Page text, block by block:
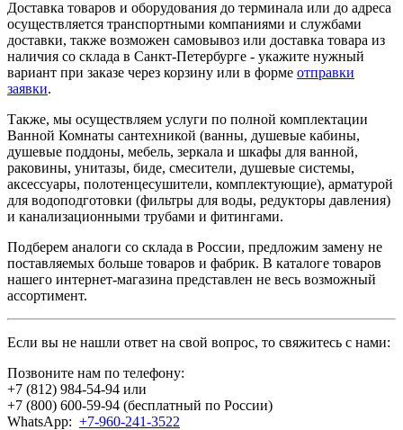
Доставка товаров и оборудования до терминала или до адреса
осуществляется транспортными компаниями и службами
доставки, также возможен самовывоз или доставка товара из
наличия со склада в Санкт-Петербурге - укажите нужный
вариант при заказе через корзину или в форме отправки
заявки.
Также, мы осуществляем услуги по полной комплектации
Ванной Комнаты сантехникой (ванны, душевые кабины,
душевые поддоны, мебель, зеркала и шкафы для ванной,
раковины, унитазы, биде, смесители, душевые системы,
аксессуары, полотенцесушители, комплектующие), арматурой
для водоподготовки (фильтры для воды, редукторы давления)
и канализационными трубами и фитингами.
Подберем аналоги со склада в России, предложим замену не
поставляемых больше товаров и фабрик. В каталоге товаров
нашего интернет-магазина представлен не весь возможный
ассортимент.
Если вы не нашли ответ на свой вопрос, то свяжитесь с нами:
Позвоните нам по телефону:
+7 (812) 984-54-94 или
+7 (800) 600-59-94 (бесплатный по России)
WhatsApp: +7-960-241-3522